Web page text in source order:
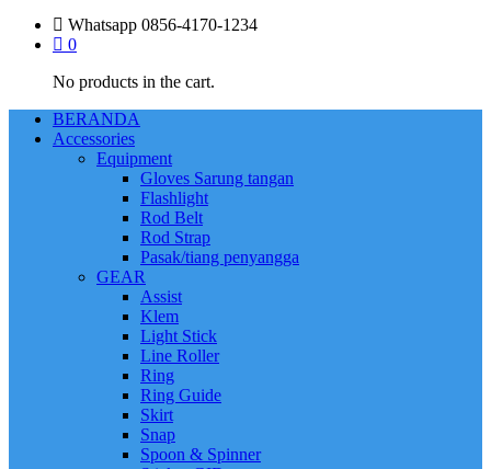
Whatsapp 0856-4170-1234
0
No products in the cart.
BERANDA
Accessories
Equipment
Gloves Sarung tangan
Flashlight
Rod Belt
Rod Strap
Pasak/tiang penyangga
GEAR
Assist
Klem
Light Stick
Line Roller
Ring
Ring Guide
Skirt
Snap
Spoon & Spinner